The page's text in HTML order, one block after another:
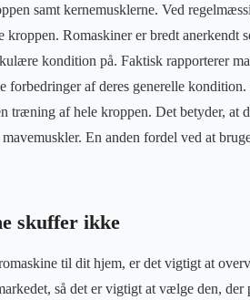
samt kernemusklerne. Ved
Romaskiner er bredt anerkendt
kondition på. Faktisk rapporterer
forbedringer af deres generelle
træning af hele kroppen. Det betyder, at
En anden fordel ved at
skuffer ikke
til dit hjem, er det vigtigt at
så det er vigtigt at vælge den,